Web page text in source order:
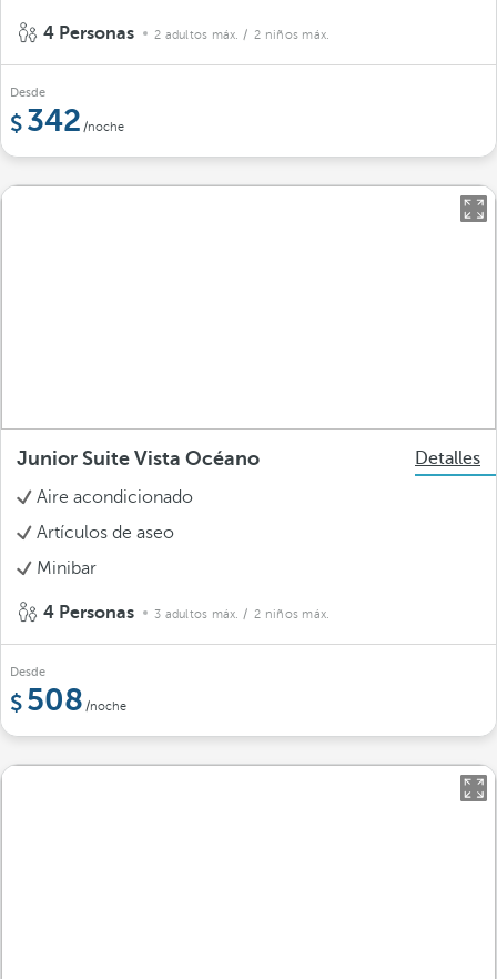
4 Personas 2 adultos máx. / 2 niños máx.
Desde
342 /noche
Junior Suite Vista Océano
Detalles
Aire acondicionado
Artículos de aseo
Minibar
4 Personas 3 adultos máx. / 2 niños máx.
Desde
508 /noche